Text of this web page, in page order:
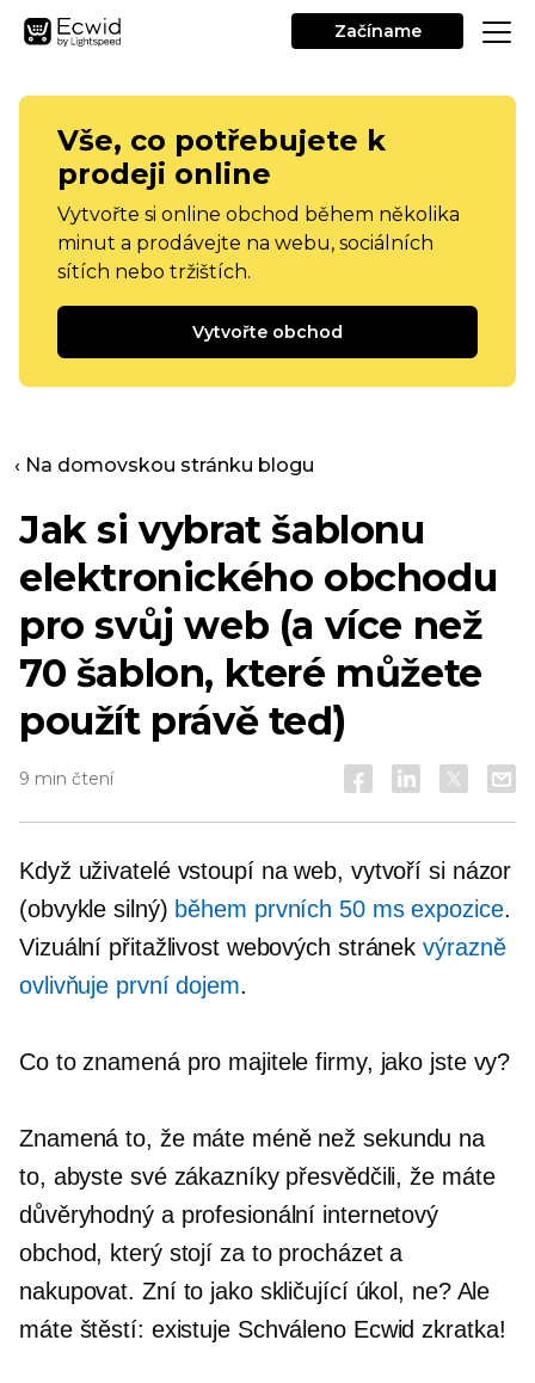
Začíname
Vše, co potřebujete k
prodeji online
Vytvořte si online obchod během několika
minut a prodávejte na webu, sociálních
sítích nebo tržištích.
Vytvořte obchod
‹ Na domovskou stránku blogu
Jak si vybrat šablonu
elektronického obchodu
pro svůj web (a více než
70 šablon, které můžete
použít právě teď)
9 min čtení
Když uživatelé vstoupí na web, vytvoří si názor
(obvykle silný) během prvních 50 ms expozice.
Vizuální přitažlivost webových stránekvýrazně
ovlivňuje první dojem.
Co to znamená pro majitele firmy, jako jste vy?
Znamená to, že máte méně než sekundu na
to, abyste své zákazníky přesvědčili, že máte
důvěryhodný a profesionální internetový
obchod, který stojí za to procházet a
nakupovat. Zní to jako skličující úkol, ne? Ale
máte štěstí: existuje Schváleno Ecwid zkratka!